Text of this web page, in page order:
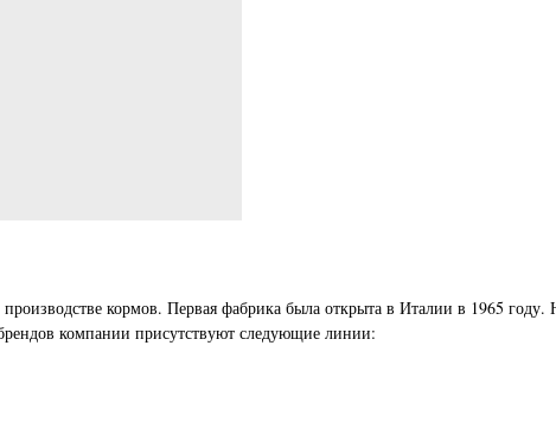
кормов. Первая фабрика была открыта в Италии в 1965
компании присутствуют следующие линии: